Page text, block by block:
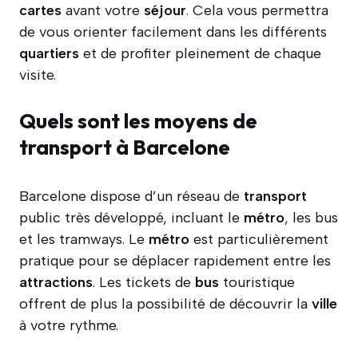
cartes avant votre séjour. Cela vous permettra
de vous orienter facilement dans les différents
quartiers et de profiter pleinement de chaque
visite.
Quels sont les moyens de
transport à Barcelone
Barcelone dispose d’un réseau de transport
public très développé, incluant le métro, les bus
et les tramways. Le métro est particulièrement
pratique pour se déplacer rapidement entre les
attractions. Les tickets de bus touristique
offrent de plus la possibilité de découvrir la ville
à votre rythme.